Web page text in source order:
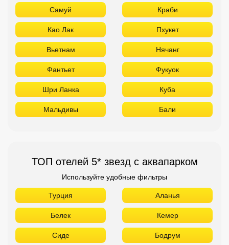
Самуй Краби
Као Лак Пхукет
Вьетнам Нячанг
Фантьет Фукуок
Шри Ланка Куба
Мальдивы Бали
ТОП отелей 5* звезд с аквапарком
Используйте удобные фильтры
Турция Аланья
Белек Кемер
Сиде Бодрум